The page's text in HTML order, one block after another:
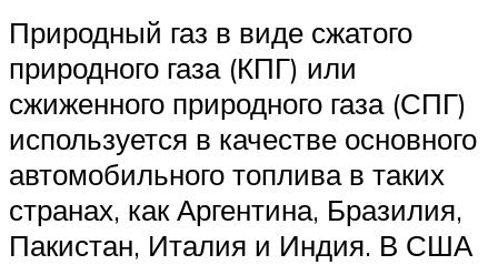
Природный газ в виде сжатого
природного газа (КПГ) или
сжиженного природного газа (СПГ)
используется в качестве основного
автомобильного топлива в таких
странах, как Аргентина, Бразилия,
Пакистан, Италия и Индия. В США